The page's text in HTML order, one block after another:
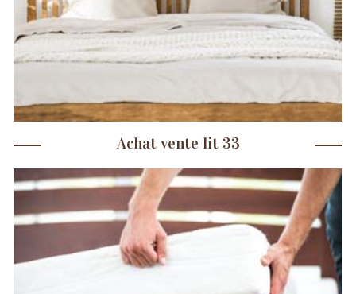
Achat vente lit 33